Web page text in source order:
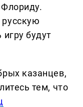
будут
казанцев,
тем, что